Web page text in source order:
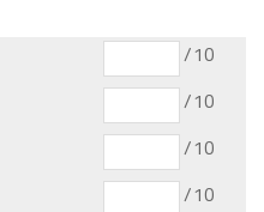
/10
/10
/10
/10